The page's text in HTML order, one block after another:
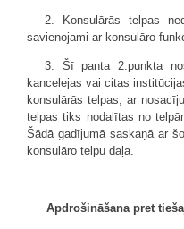
2. Konsulārās telpas
savienojami ar konsulāro
3. Šī panta 2.punkta
kancelejas vai citas
konsulārās telpas, ar
telpas tiks nodalītas no
Šādā gadījumā saskaņā ar
konsulāro telpu daļa.
Apdrošināšana pret